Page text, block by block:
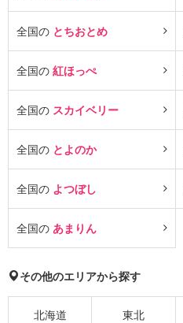
全国の とちおとめ
全国の 紅ほっぺ
全国の スカイベリー
全国の とよのか
全国の よつぼし
全国の あまりん
その他のエリアから探す
北海道 東北